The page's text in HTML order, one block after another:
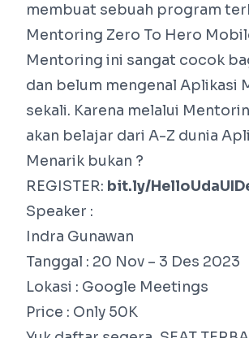
membuat sebuah program
Mentoring Zero To Hero
Mentoring ini sangat cocok
dan belum mengenal Aplikasi
sekali. Karena melalui
akan belajar dari A-Z dunia
Menarik bukan ?
REGISTER: bit.ly/
Speaker :
Indra Gunawan
Tanggal : 20 Nov – 3 Des 2023
Lokasi : Google Meetings
Price : Only 50K